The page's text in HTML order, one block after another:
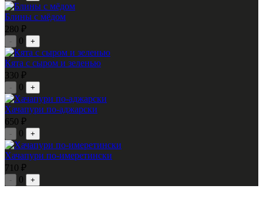
Блины с мёдом
280 ₽
- 0 +
Кята с сыром и зеленью
330 ₽
- 0 +
Хачапури по-аджарски
650 ₽
- 0 +
Хачапури по-имеретински
710 ₽
- 0 +